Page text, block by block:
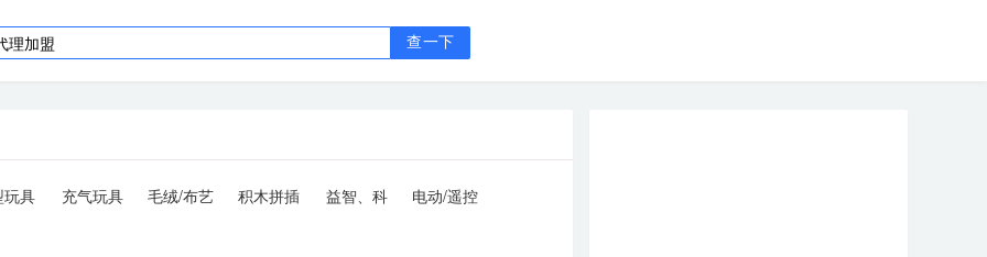
查一下
玩具 充气玩具
毛绒/布艺
积木拼插
益智、科
电动/遥控